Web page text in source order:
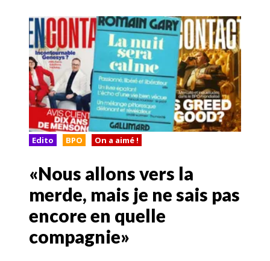
Edito BPO On a aimé !
«Nous allons vers la
merde, mais je ne sais pas
encore en quelle
compagnie»